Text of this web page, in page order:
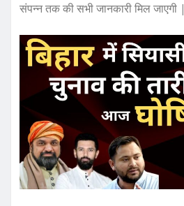
संपन्न तक की सभी जानकारी मिल जाएगी |